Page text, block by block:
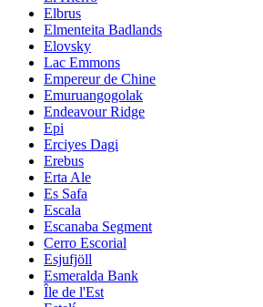
Elbrus
Elmenteita Badlands
Elovsky
Lac Emmons
Empereur de Chine
Emuruangogolak
Endeavour Ridge
Epi
Erciyes Dagi
Erebus
Erta Ale
Es Safa
Escala
Escanaba Segment
Cerro Escorial
Esjufjöll
Esmeralda Bank
Île de l'Est